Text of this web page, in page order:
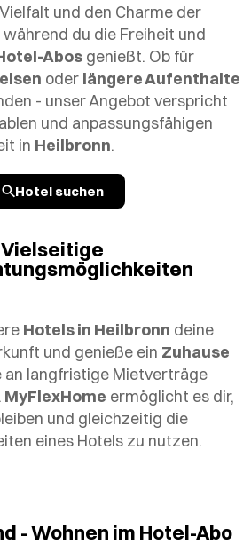
und den Charme der
während du die Freiheit und
Abos genießt. Ob für
oder längere Aufenthalte
- unser Angebot verspricht
und anpassungsfähigen
in Heilbronn.
Hotel suchen
Vielseitige
Hotels in Heilbronn deine
und genieße ein Zuhause
an langfristige Mietverträge
MyFlexHome ermöglicht es dir,
und gleichzeitig die
eines Hotels zu nutzen.
- Wohnen im Hotel-Abo